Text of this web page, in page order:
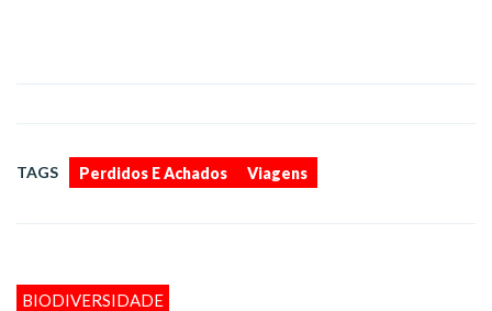
TAGS Perdidos E Achados Viagens
BIODIVERSIDADE